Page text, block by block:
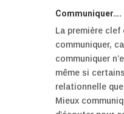
Communiquer….
La première clef
communiquer,
communiquer
même si
relationnelle que
Mieux